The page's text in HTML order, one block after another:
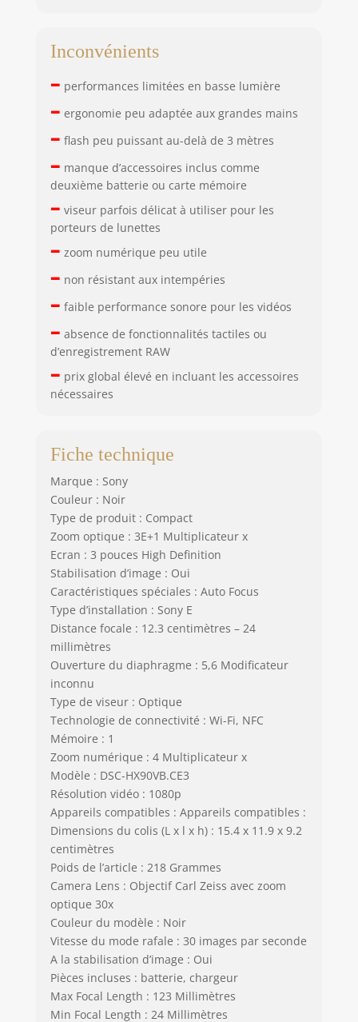
Inconvénients
– performances limitées en basse lumière
– ergonomie peu adaptée aux grandes mains
– flash peu puissant au-delà de 3 mètres
– manque d’accessoires inclus comme
deuxième batterie ou carte mémoire
– viseur parfois délicat à utiliser pour les
porteurs de lunettes
– zoom numérique peu utile
– non résistant aux intempéries
– faible performance sonore pour les vidéos
– absence de fonctionnalités tactiles ou
d’enregistrement RAW
– prix global élevé en incluant les accessoires
nécessaires
Fiche technique
Marque : Sony
Couleur : Noir
Type de produit : Compact
Zoom optique : 3E+1 Multiplicateur x
Ecran : 3 pouces High Definition
Stabilisation d’image : Oui
Caractéristiques spéciales : Auto Focus
Type d’installation : Sony E
Distance focale : 12.3 centimètres – 24
millimètres
Ouverture du diaphragme : 5,6 Modificateur
inconnu
Type de viseur : Optique
Technologie de connectivité : Wi-Fi, NFC
Mémoire : 1
Zoom numérique : 4 Multiplicateur x
Modèle : DSC-HX90VB.CE3
Résolution vidéo : 1080p
Appareils compatibles : Appareils compatibles :
Dimensions du colis (L x l x h) : 15.4 x 11.9 x 9.2
centimètres
Poids de l’article : 218 Grammes
Camera Lens : Objectif Carl Zeiss avec zoom
optique 30x
Couleur du modèle : Noir
Vitesse du mode rafale : 30 images par seconde
A la stabilisation d’image : Oui
Pièces incluses : batterie, chargeur
Max Focal Length : 123 Millimètres
Min Focal Length : 24 Millimètres